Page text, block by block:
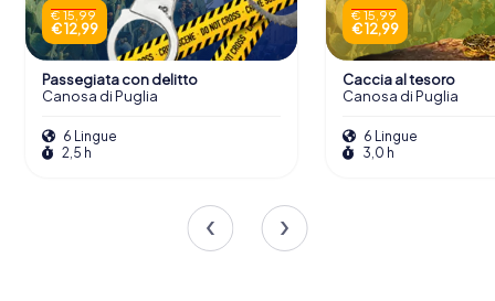
€ 15,99
€ 12,99
Passegiata con delitto
Canosa di Puglia
6 Lingue
2,5 h
€ 15,99
€ 12,99
Caccia al tesoro
Canosa di Puglia
6 Lingue
3,0 h